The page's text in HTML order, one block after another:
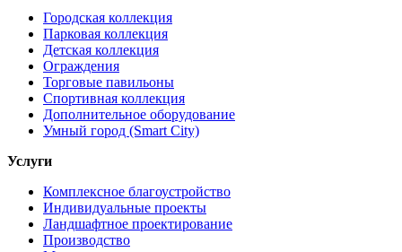
Городская коллекция
Парковая коллекция
Детская коллекция
Ограждения
Торговые павильоны
Спортивная коллекция
Дополнительное оборудование
Умный город (Smart City)
Услуги
Комплексное благоустройство
Индивидуальные проекты
Ландшафтное проектирование
Производство